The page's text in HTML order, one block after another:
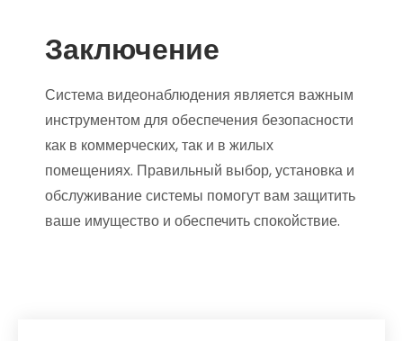
Заключение
Система видеонаблюдения является важным
инструментом для обеспечения безопасности
как в коммерческих, так и в жилых
помещениях. Правильный выбор, установка и
обслуживание системы помогут вам защитить
ваше имущество и обеспечить спокойствие.